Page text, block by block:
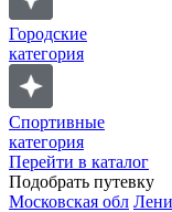
Городские
категория
Спортивные
категория
Перейти в каталог
Подобрать путевку
Московская обл